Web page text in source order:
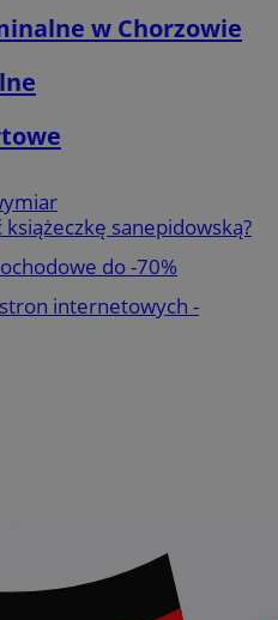
w Chorzowie
książeczkę sanepidowską?
do -70%
internetowych -